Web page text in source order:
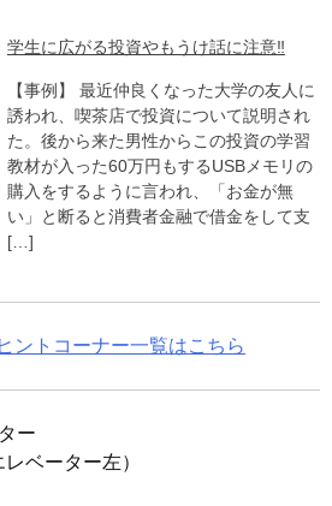
学生に広がる投資やもうけ話に注意‼
【事例】 最近仲良くなった大学の友人に
誘われ、喫茶店で投資について説明され
た。後から来た男性からこの投資の学習
教材が入った60万円もするUSBメモリの
購入をするように言われ、「お金が無
い」と断ると消費者金融で借金をして支
[…]
ントコーナー一覧はこちら
ー
ベーター左）